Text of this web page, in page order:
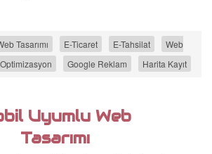
Tasarımı E-Ticaret E-Tahsilat
Web
Google Reklam Harita Kayıt
Uyumlu Web
Tasarımı